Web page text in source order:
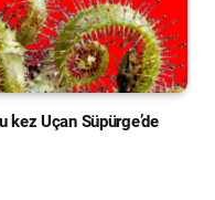
kez Uçan Süpürge’de